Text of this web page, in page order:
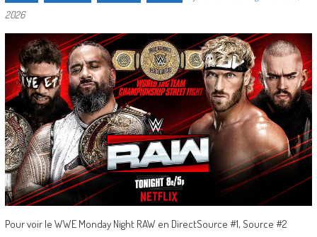
2026
Pour voir le WWE Monday Night RAW en DirectSource #1, Source #2